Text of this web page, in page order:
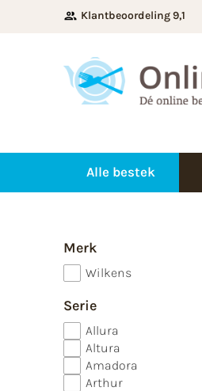
Klantbeoordeling 9,1
Alle bestek
Merk
Wilkens
Serie
Allura
Altura
Amadora
Arthur